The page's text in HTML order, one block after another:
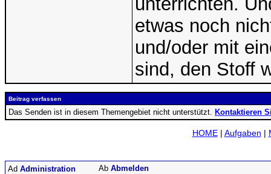
etwas noch
und/oder mit
sind, den Stoff
Beitrag verfassen
Das Senden ist in diesem Themengebiet nicht unterstützt. Kontaktieren
HOME| Aufgaben |
Administration Abmelden